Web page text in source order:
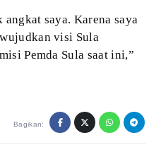
saya. Karena saya
visi Sula
Pemda Sula saat ini,”
Bagikan: